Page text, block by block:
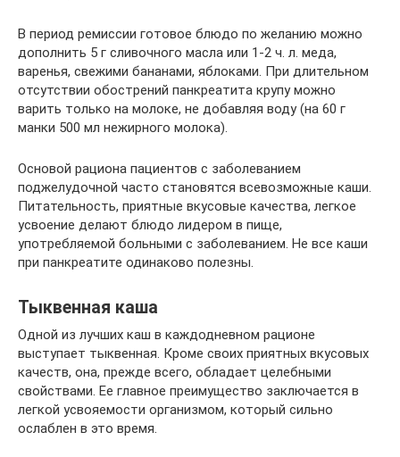
В период ремиссии готовое блюдо по желанию можно
дополнить 5 г сливочного масла или 1-2 ч. л. меда,
варенья, свежими бананами, яблоками. При длительном
отсутствии обострений панкреатита крупу можно
варить только на молоке, не добавляя воду (на 60 г
манки 500 мл нежирного молока).
Основой рациона пациентов с заболеванием
поджелудочной часто становятся всевозможные каши.
Питательность, приятные вкусовые качества, легкое
усвоение делают блюдо лидером в пище,
употребляемой больными с заболеванием. Не все каши
при панкреатите одинаково полезны.
Тыквенная каша
Одной из лучших каш в каждодневном рационе
выступает тыквенная. Кроме своих приятных вкусовых
качеств, она, прежде всего, обладает целебными
свойствами. Ее главное преимущество заключается в
легкой усвояемости организмом, который сильно
ослаблен в это время.